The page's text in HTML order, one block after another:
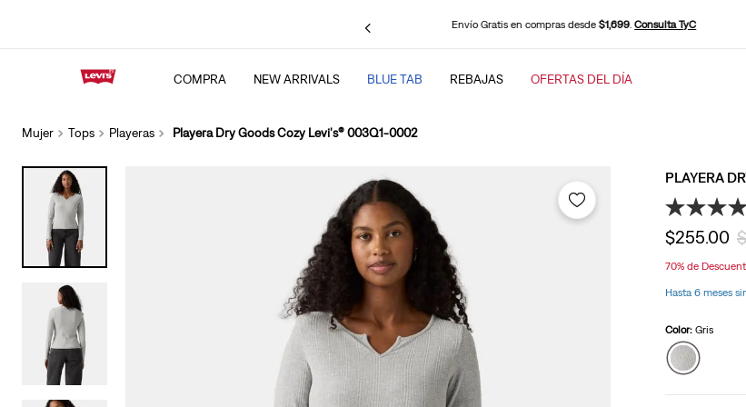
Suscríbete alnewslettery obtén10%de descuento en tu
COMPRA NEW ARRIVALS BLUE TAB REBAJAS OFERTAS DEL DÍA
Mujer Tops Playeras Playera Dry Goods Cozy Levi's® 003Q1-0002
PLAYERA
5.0
de
5
valor
medio
de
Read
a
Review.
Enlace
$255.00
70% de
Hasta 6 meses
Color: Gris
1. 501 jeans
chamarra
505
jeans levis cinch baggy
6. baggy
7. ribcage
jeans
bootcut